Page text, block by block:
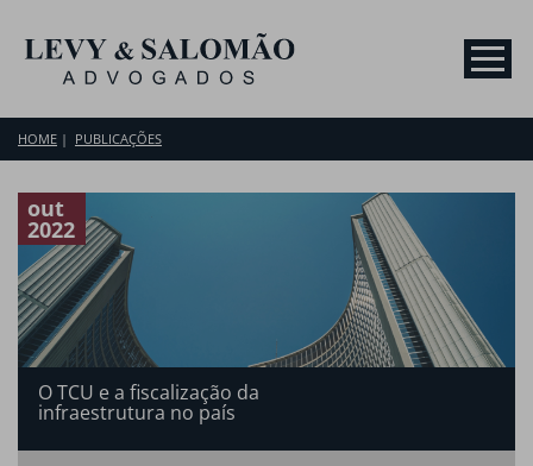
HOME PUBLICAÇÕES
out
2022
O TCU e a fiscalização da
infraestrutura no país